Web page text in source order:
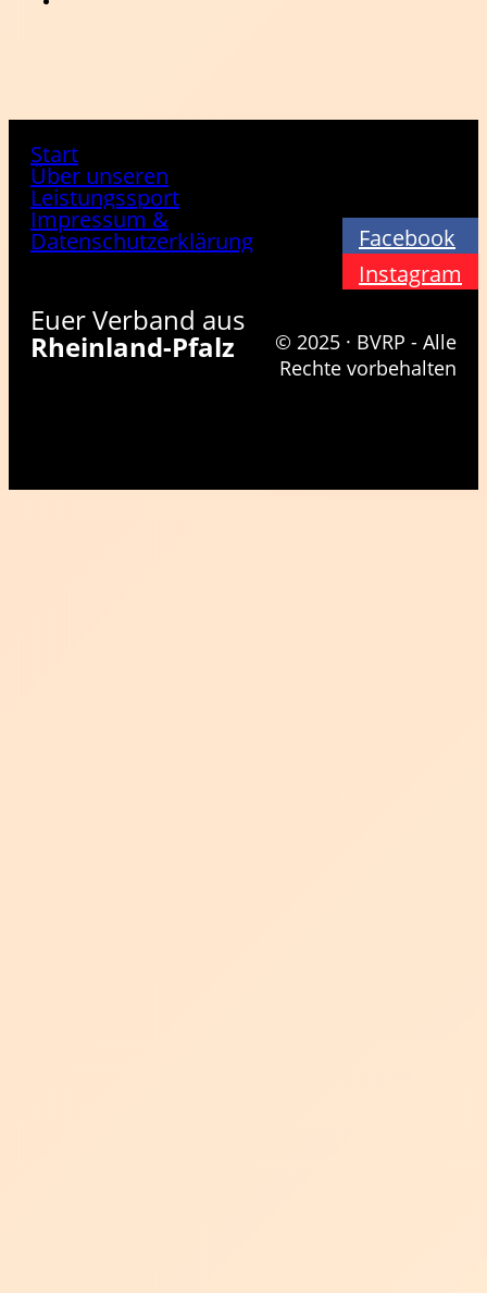
Start
Über unseren
Leistungssport
Impressum &
Datenschutzerklärung
Facebook
Instagram
Euer Verband aus
Rheinland-Pfalz
© 2025 · BVRP - Alle
Rechte vorbehalten